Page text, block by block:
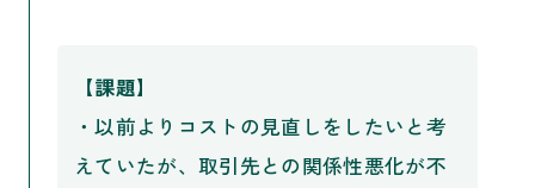
【課題】
・以前よりコストの見直しをしたいと考
えていたが、取引先との関係性悪化が不